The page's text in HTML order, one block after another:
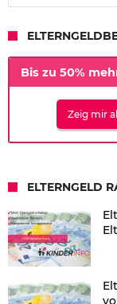
Bis zu 50%
Zeig mir
ELTERNGELD